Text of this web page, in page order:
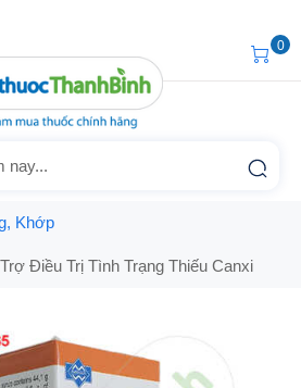
0
Khớp
Điều Trị Tình Trạng Thiếu Canxi